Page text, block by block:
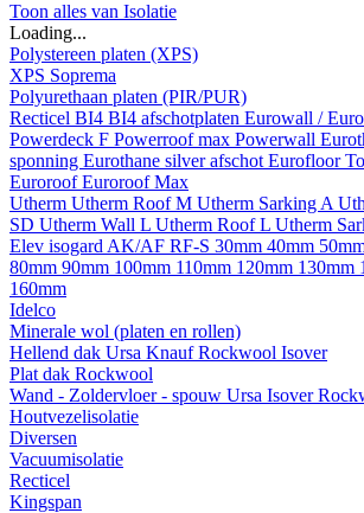
Toon alles van Isolatie
Loading...
Polystereen platen (XPS)
XPS Soprema
Polyurethaan platen (PIR/PUR)
Recticel BI4 BI4 afschotplaten Eurowall /
Powerdeck F Powerroof max Powerwall
sponning Eurothane silver afschot Eurofloor
EuroroofEuroroof Max
Utherm Utherm Roof M Utherm Sarking A
SD Utherm Wall L Utherm Roof L Utherm
Elev isogard AK/AF RF-S 30mm 40mm
80mm 90mm 100mm 110mm 120mm 130mm
160mm
Idelco
Minerale wol (platen en rollen)
Hellend dak Ursa KnaufRockwool Isover
Plat dak Rockwool
Wand - Zoldervloer - spouw Ursa Isover
Houtvezelisolatie
Diversen
Vacuumisolatie
Recticel
Kingspan